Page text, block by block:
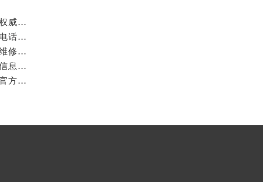
成都万国官方售后服务中心｜最新电话和官方维修地址权威信息公示（2026年7月最新）
亲身探访成都万国官方售后服务中心｜网点地址与客服电话（2026年7月最新）
亲身到店探访成都万国官方售后服务中心｜官方地址与维修热线（2026年7月最新）
成都万国官方售后服务中心｜最新热线及维修地址权威信息公示（2026年7月最新）
亲身到店探访成都万国官方售后服务中心｜维修地址与官方客服热线（2026年7月最新）